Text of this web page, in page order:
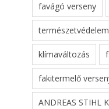
favágó verseny
természetvédelem
klímaváltozás
fakitermelő
ANDREAS STIHL